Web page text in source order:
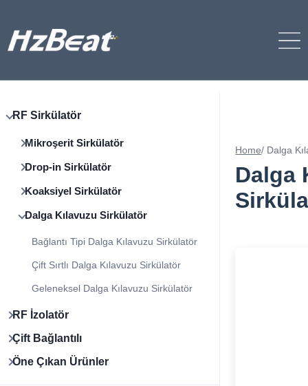
RF Sirkülatör
Mikroşerit Sirkülatör
Drop-in Sirkülatör
Koaksiyel Sirkülatör
Dalga Kılavuzu Sirkülatör
Bağlantı Tipi Dalga Kılavuzu Sirkülatör
Çift Sırtlı Dalga Kılavuzu Sirkülatör
Geleneksel Dalga Kılavuzu Sirkülatör
RF İzolatör
Çift Bağlantılı
Öne Çıkan Ürünler
Home/ Dalga
Dalga